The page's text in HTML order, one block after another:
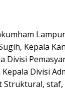
Kepala
Divisi
Divisi
Struktural,